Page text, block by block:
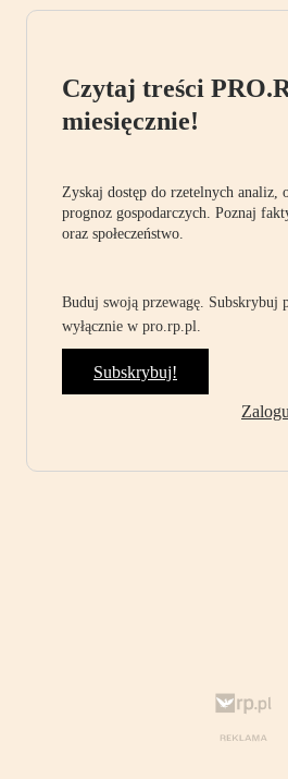
Czytaj treści
miesięcznie!
Zyskaj dostęp do rzetelnych
prognoz gospodarczych. Poznaj
oraz społeczeństwo.
Buduj swoją przewagę. Subskrybuj
wyłącznie w pro.rp.pl.
Subskrybuj!